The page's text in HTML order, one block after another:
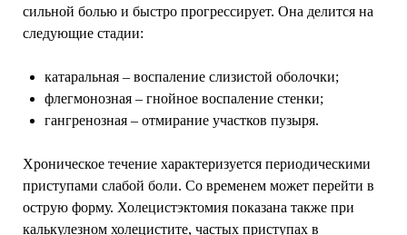
сильной болью и быстро прогрессирует. Она делится на
следующие стадии:
катаральная – воспаление слизистой оболочки;
флегмонозная – гнойное воспаление стенки;
гангренозная – отмирание участков пузыря.
Хроническое течение характеризуется периодическими
приступами слабой боли. Со временем может перейти в
острую форму. Холецистэктомия показана также при
калькулезном холецистите, частых приступах в